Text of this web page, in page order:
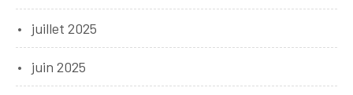
juillet 2025
juin 2025